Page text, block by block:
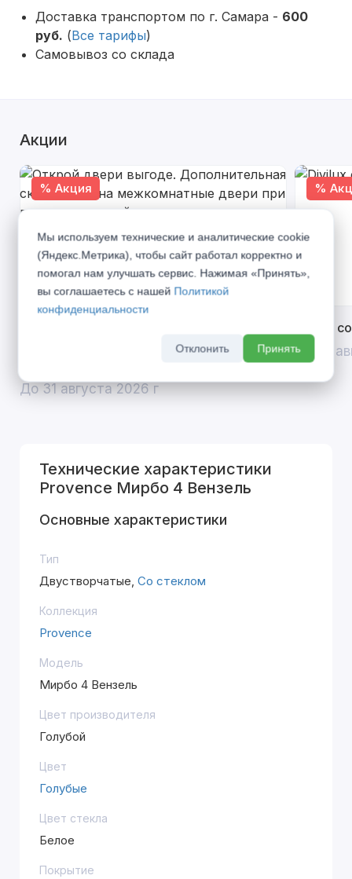
Доставка транспортом по г. Самара - 600
руб. (Все тарифы)
Самовывоз со склада
Акции
% Акция
скидка 10% на межкомнатные двери при
До 31 августа 2026 г
%
Divilux
До 31
Технические характеристики
Provence Мирбо 4 Вензель
Основные характеристики
Тип
Двустворчатые, Со стеклом
Коллекция
Provence
Модель
Мирбо 4 Вензель
Цвет производителя
Голубой
Цвет
Голубые
Цвет стекла
Белое
Покрытие
Мы используем технические и аналитические cookie
(Яндекс.Метрика), чтобы сайт работал корректно и
помогал нам улучшать сервис. Нажимая «Принять»,
вы соглашаетесь с нашей Политикой
конфиденциальности
Отклонить Принять